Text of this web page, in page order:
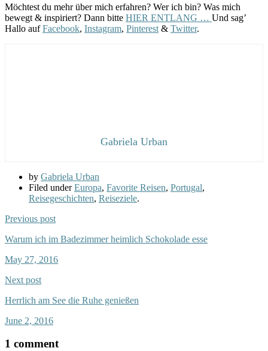
Möchtest du mehr über mich erfahren? Wer ich bin? Was mich
bewegt & inspiriert? Dann bitte HIER ENTLANG … Und sag’
Hallo aufFacebook, Instagram, Pinterest & Twitter.
Gabriela Urban
by Gabriela Urban
Filed underEuropa, Favorite Reisen, Portugal,
Reisegeschichten, Reiseziele.
Previous post
Warum ich im Badezimmer heimlich Schokolade esse
May 27, 2016
Next post
Herrlich am See die Ruhe genießen
June 2, 2016
1 comment